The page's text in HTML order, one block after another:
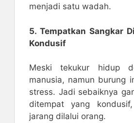
menjadi satu wadah.
5. Tempatkan Sangkar
Kondusif
Meski tekukur hidup
manusia, namun burung
stress. Jadi sebaiknya
ditempat yang
jarang dilalui orang.